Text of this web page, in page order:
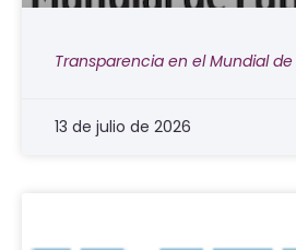
Transparencia en el Mundial
13 de julio de 2026